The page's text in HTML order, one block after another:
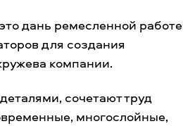
дань ремесленной работе
для создания
компании.
сочетают труд
многослойные,